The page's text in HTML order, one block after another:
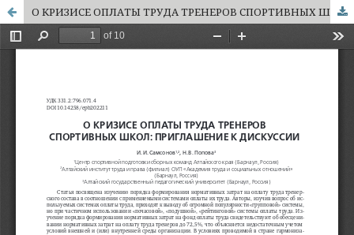
О КРИЗИСЕ ОПЛАТЫ ТРУДА ТРЕНЕРОВ СПОРТИВНЫХ ШКОЛ: ПРИГЛАШЕНИЕ К ДИСКУССИИ